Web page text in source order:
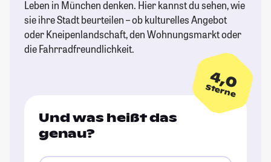
Leben in München denken. Hier kannst du sehen, wie
sie ihre Stadt beurteilen – ob kulturelles Angebot
oder Kneipenlandschaft, den Wohnungsmarkt oder
die Fahrradfreundlichkeit.
4,0
Sterne
Und was heißt das
genau?